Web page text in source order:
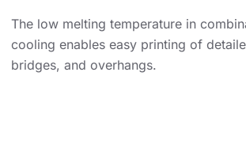
The low melting temperature in
cooling enables easy printing of
bridges, and overhangs.